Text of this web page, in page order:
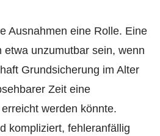
Ausnahmen eine Rolle. Eine
etwa unzumutbar sein, wenn
Grundsicherung im Alter
Zeit eine
werden könnte.
kompliziert, fehleranfällig